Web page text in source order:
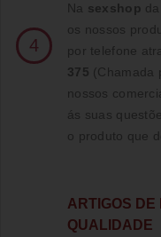
4
Na sexshop da
os nossos
por telefone
375 (Chamada
nossos
ás suas
o produto que
ARTIGOS DE
QUALIDADE